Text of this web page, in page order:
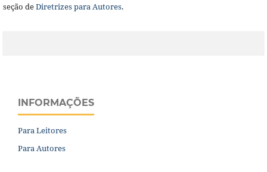
seção deDiretrizes para Autores.
INFORMAÇÕES
Para Leitores
Para Autores